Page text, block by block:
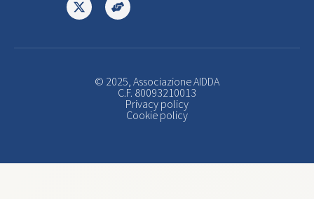
© 2025, Associazione AIDDA
C.F. 80093210013
Privacy policy
Cookie policy